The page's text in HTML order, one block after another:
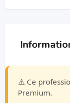
⚠️ Ce
Premium.